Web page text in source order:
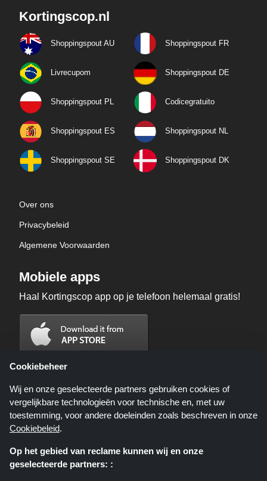
Kortingscop.nl
Shoppingspout AU Shoppingspout FR
Livrecupom Shoppingspout DE
Shoppingspout PL Codicegratuito
Shoppingspout ES Shoppingspout NL
Shoppingspout SE Shoppingspout DK
Over ons
Privacybeleid
Algemene Voorwaarden
Mobiele apps
Haal Kortingscop app op je telefoon helemaal gratis!
Kortingscop.nl is een website die u deals, kortingen en kortingscodes biedt;
Cookiebeheer
Wij en onze geselecteerde partners gebruiken cookies of
vergelijkbare technologieën voor technische en, met uw
toestemming, voor andere doeleinden zoals beschreven in onze
Cookiebeleid.
Op het gebied van reclame kunnen wij en onze
geselecteerde partners: :